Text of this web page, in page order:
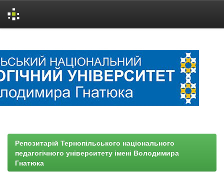
Репозитарій Тернопільського національного
педагогічного університету імені Володимира
Гнатюка